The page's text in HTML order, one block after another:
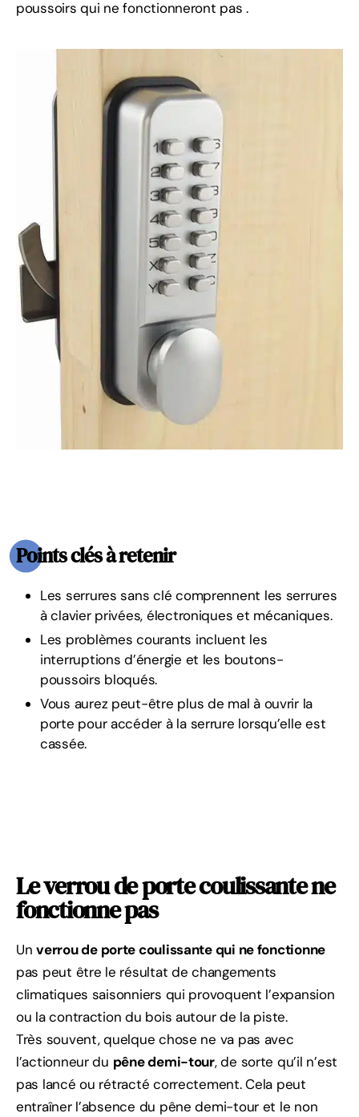
poussoirs qui ne fonctionneront pas .
Points clés à retenir
Les serrures sans clé comprennent les serrures
à clavier privées, électroniques et mécaniques.
Les problèmes courants incluent les
interruptions d’énergie et les boutons-
poussoirs bloqués.
Vous aurez peut-être plus de mal à ouvrir la
porte pour accéder à la serrure lorsqu’elle est
cassée.
Le verrou de porte coulissante ne
fonctionne pas
Unverrou de porte coulissante qui ne fonctionne
pas peut être le résultat de changements
climatiques saisonniers qui provoquent l’expansion
ou la contraction du bois autour de la piste.
Très souvent, quelque chose ne va pas avec
l’actionneur du pêne demi-tour, de sorte qu’il n’est
pas lancé ou rétracté correctement. Cela peut
entraîner l’absence du pêne demi-tour et le non